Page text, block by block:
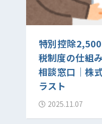
特別控除
税制度の仕組
相談窓口｜株
ラスト
2025.11.07